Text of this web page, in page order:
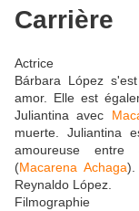
Carrière
Actrice
Bárbara López
amor. Elle est
Juliantina avec
muerte. Juliantina
amoureuse entre
(Macarena Achaga).
Reynaldo López.
Filmographie